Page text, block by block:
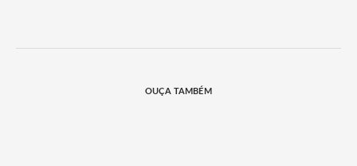
OUÇA TAMBÉM